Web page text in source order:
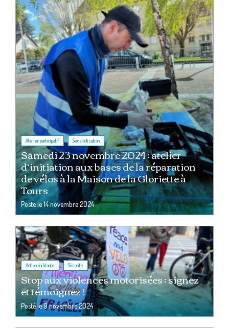
Atelier participatif , Sensibilisation
Samedi 23 novembre 2024 : atelier
d’initiation aux bases de la réparation
de vélos à la Maison de la Gloriette à
Tours
Posté le14 novembre 2024
Action militante , Sécurité
Stop aux violences motorisées : signez
et témoignez !
Posté le9 novembre 2024